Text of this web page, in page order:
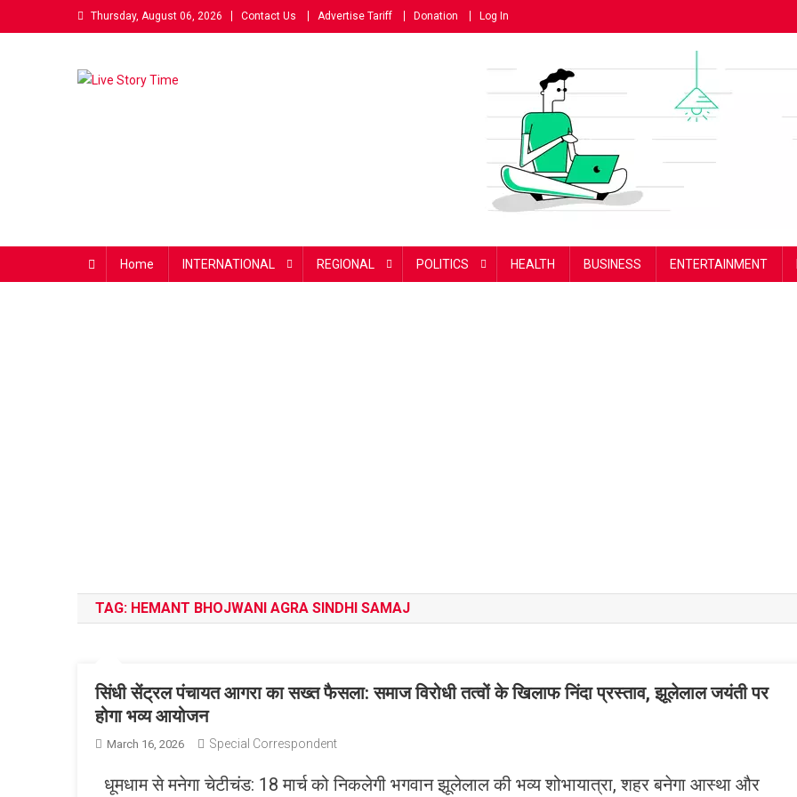
to
Thursday, August 06, 2026 Contact Us Advertise Tariff Donation Log In
Home INTERNATIONAL REGIONAL POLITICS HEALTH BUSINESS ENTERTAINMENT
TAG: HEMANT BHOJWANI AGRA SINDHI SAMAJ
सिंधी सेंट्रल पंचायत आगरा का सख्त फैसला: समाज विरोधी तत्वों के खिलाफ निंदा प्रस्ताव, झूलेलाल जयंती पर
होगा भव्य आयोजन
March 16, 2026 Special Correspondent
धूमधाम से मनेगा चेटीचंड: 18 मार्च को निकलेगी भगवान झूलेलाल की भव्य शोभायात्रा, शहर बनेगा आस्था और